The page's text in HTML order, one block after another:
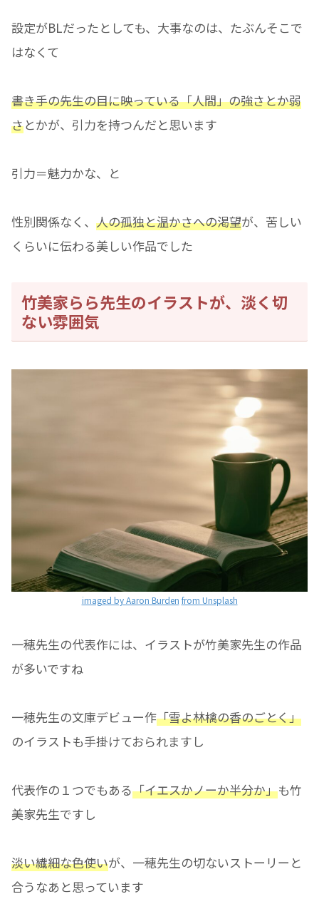
設定がBLだったとしても、大事なのは、たぶんそこで
はなくて
書き手の先生の目に映っている「人間」の強さとか弱
さとかが、引力を持つんだと思います
引力＝魅力かな、と
性別関係なく、 人の孤独と温かさへの渇望が、苦しい
くらいに伝わる美しい作品でした
竹美家らら先生のイラストが、淡く切
ない雰囲気
imaged by Aaron Burden from Unsplash
一穂先生の代表作には、イラストが竹美家先生の作品
が多いですね
一穂先生の文庫デビュー作「雪よ林檎の香のごとく」
のイラストも手掛けておられますし
代表作の１つでもある「イエスかノーか半分か」も竹
美家先生ですし
淡い繊細な色使いが、一穂先生の切ないストーリーと
合うなあと思っています